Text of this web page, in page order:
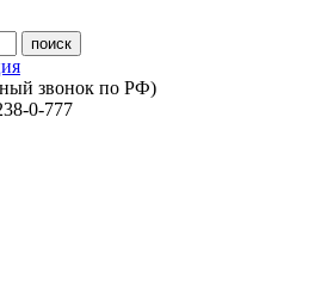
звонок по РФ)
0-777